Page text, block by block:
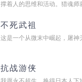
撑着人的思维和活动。猎魂师
不死武祖
这是一个从微末中崛起，屠
抗战游侠